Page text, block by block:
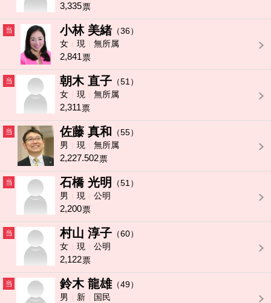
3,335票
当 小林 美緒（36）
女
現 無所属
2,841票
当 朝木 直子 （51）
女
現 無所属
2,311票
当 佐藤 真和
（55）
男
現 無所属
2,227.502票
当 石橋 光明
（51）
男
現 公明
2,200票
当 村山 淳子 （60）
女
現 公明
2,122票
当 鈴木 龍雄（49）
男
新 国民